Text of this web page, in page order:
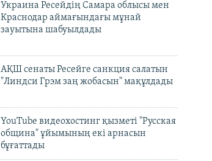
Украина Ресейдің Самара облысы мен
Краснодар аймағындағы мұнай
зауытына шабуылдады
АҚШ сенаты Ресейге санкция салатын
"Линдси Грэм заң жобасын" мақұлдады
YouTube видеохостинг қызметі "Русская
община" ұйымының екі арнасын
бұғаттады